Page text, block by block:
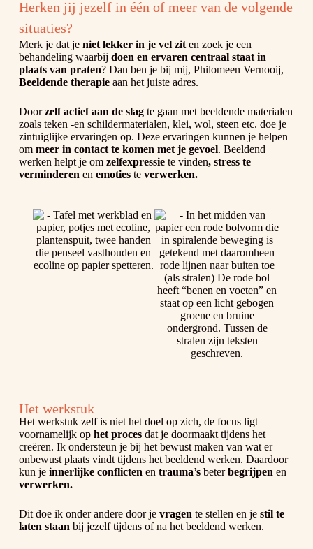
Herken jij jezelf in één of meer van de volgende
situaties?
Merk je dat je niet lekker in je vel ziten zoek je een
behandeling waarbij doen en ervaren centraal staat in
plaats van praten? Dan ben je bij mij, Philomeen Vernooij,
Beeldende therapieaan het juiste adres.
Doorzelf actief aan de slagte gaan met beeldende materialen
zoals teken -en schildermaterialen, klei, wol, steen etc. doe je
zintuiglijke ervaringen op. Deze ervaringen kunnen je helpen
om meer in contact te komen met je gevoel. Beeldend
werken helpt je om zelfexpressie te vinden, stress te
verminderen en emotiesteverwerken.
Het werkstuk
Het werkstuk zelf is niet het doel op zich, de focus ligt
voornamelijk op het procesdat je doormaakt tijdens het
creëren. Ik ondersteun je bij het bewust maken van wat er
onbewust plaats vindt tijdens het beeldend werken. Daardoor
kun je innerlijke conflicten en trauma’s beterbegrijpen en
verwerken.
Dit doe ik onder andere door je vragen te stellen en je stil te
laten staan bij jezelf tijdens of na het beeldend werken.